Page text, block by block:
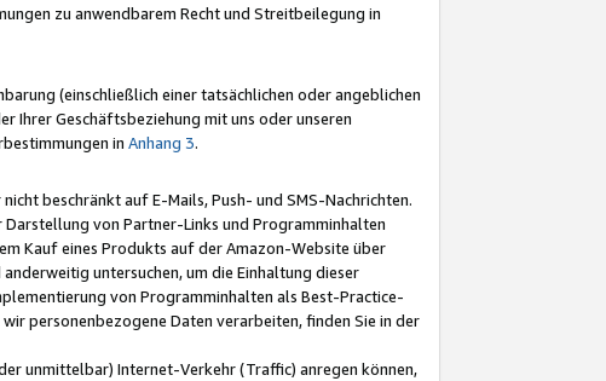
zu anwendbarem Recht und Streitbeilegung in
(einschließlich einer tatsächlichen oder angeblichen
Ihrer Geschäftsbeziehung mit uns oder unseren
in Anhang 3.
beschränkt auf E-Mails, Push- und SMS-Nachrichten.
von Partner-Links und Programminhalten
Kauf eines Produkts auf der Amazon-Website über
untersuchen, um die Einhaltung dieser
von Programminhalten als Best-Practice-
personenbezogene Daten verarbeiten, finden Sie in der
unmittelbar) Internet-Verkehr (Traffic) anregen können,